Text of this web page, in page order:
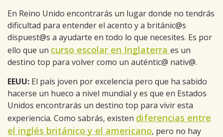
En Reino Unido encontrarás un lugar donde no tendrás
dificultad para entender el acento y a británic@s
dispuest@s a ayudarte en todo lo que necesites. Es por
ello que un curso escolar en Inglaterra es un
destino top para volver como un auténtic@ nativ@.
EEUU: El país joven por excelencia pero que ha sabido
hacerse un hueco a nivel mundial y es que en Estados
Unidos encontrarás un destino top para vivir esta
experiencia. Como sabrás, existen diferencias entre
el inglés británico y el americano, pero no hay